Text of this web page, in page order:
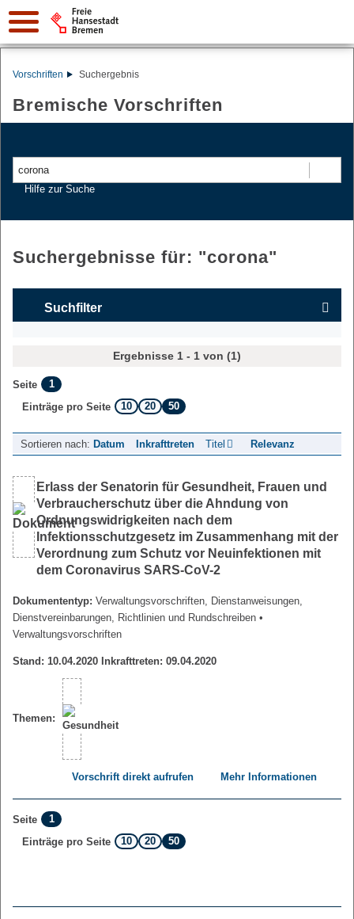
Vorschriften Suchergebnis
Bremische Vorschriften
Hilfe zur Suche
Suchergebnisse für: "corona"
Suchfilter
Ergebnisse 1 - 1 von (1)
Seite
1
Einträge pro Seite
10 20 50
Sortieren nach: Datum Inkrafttreten Titel Relevanz
Erlass der Senatorin für Gesundheit, Frauen und
Verbraucherschutz über die Ahndung von
Ordnungswidrigkeiten nach dem
Infektionsschutzgesetz im Zusammenhang mit der
Verordnung zum Schutz vor Neuinfektionen mit
dem Coronavirus SARS-CoV-2
Dokumententyp: Verwaltungsvorschriften, Dienstanweisungen,
Dienstvereinbarungen, Richtlinien und Rundschreiben •
Verwaltungsvorschriften
Stand: 10.04.2020 Inkrafttreten: 09.04.2020
Themen:
Vorschrift direkt aufrufen Mehr Informationen
Seite
1
Einträge pro Seite
10 20 50